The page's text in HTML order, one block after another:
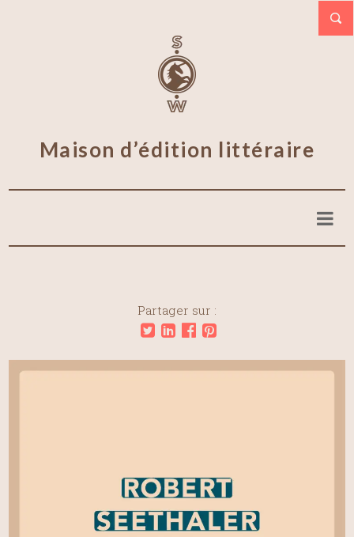
Maison d’édition littéraire
Partager sur :